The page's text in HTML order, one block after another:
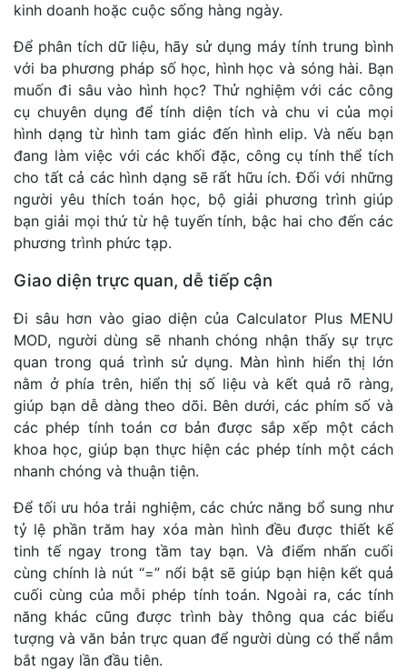
kinh doanh hoặc cuộc sống hàng ngày.
Để phân tích dữ liệu, hãy sử dụng máy tính trung bình
với ba phương pháp số học, hình học và sóng hài. Bạn
muốn đi sâu vào hình học? Thử nghiệm với các công
cụ chuyên dụng để tính diện tích và chu vi của mọi
hình dạng từ hình tam giác đến hình elip. Và nếu bạn
đang làm việc với các khối đặc, công cụ tính thể tích
cho tất cả các hình dạng sẽ rất hữu ích. Đối với những
người yêu thích toán học, bộ giải phương trình giúp
bạn giải mọi thứ từ hệ tuyến tính, bậc hai cho đến các
phương trình phức tạp.
Giao diện trực quan, dễ tiếp cận
Đi sâu hơn vào giao diện của Calculator Plus MENU
MOD, người dùng sẽ nhanh chóng nhận thấy sự trực
quan trong quá trình sử dụng. Màn hình hiển thị lớn
nằm ở phía trên, hiển thị số liệu và kết quả rõ ràng,
giúp bạn dễ dàng theo dõi. Bên dưới, các phím số và
các phép tính toán cơ bản được sắp xếp một cách
khoa học, giúp bạn thực hiện các phép tính một cách
nhanh chóng và thuận tiện.
Để tối ưu hóa trải nghiệm, các chức năng bổ sung như
tỷ lệ phần trăm hay xóa màn hình đều được thiết kế
tinh tế ngay trong tầm tay bạn. Và điểm nhấn cuối
cùng chính là nút “=” nổi bật sẽ giúp bạn hiện kết quả
cuối cùng của mỗi phép tính toán. Ngoài ra, các tính
năng khác cũng được trình bày thông qua các biểu
tượng và văn bản trực quan để người dùng có thể nắm
bắt ngay lần đầu tiên.